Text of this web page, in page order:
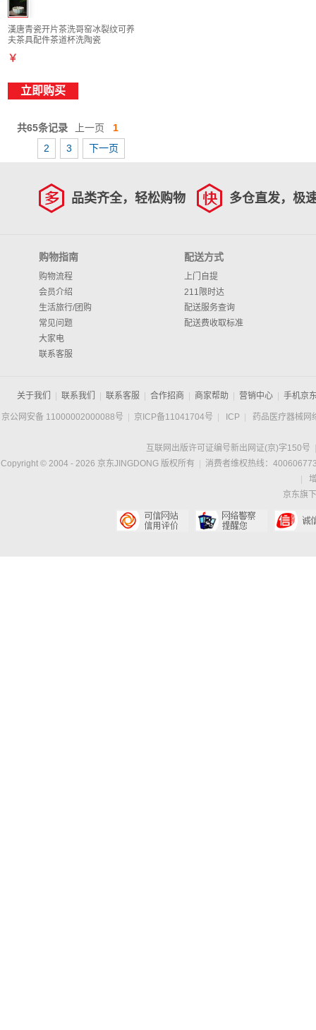
漢唐青瓷开片茶洗哥窑冰裂纹可养小号茶碗功
夫茶具配件茶道杯洗陶瓷
￥
立即购买
共65条记录 上一页
1
2
3 下一页
品类齐全，轻松购物 多仓直发，极
购物指南
购物流程
会员介绍
生活旅行/团购
常见问题
大家电
联系客服
配送方式
上门自提
211限时达
配送服务查询
配送费收取标准
关于我们 联系我们 联系客服 合作招商 商家帮助 营销中心 手机京
京公网安备 11000002000088号 京ICP备11041704号 ICP 药品医疗器械网
互联网出版许可证编号新出网证(京)字150号
Copyright © 2004 - 2026 京东JINGDONG 版权所有
消费者维权热线：
京东旗